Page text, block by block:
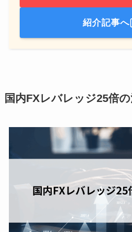
紹介記事へ
国内FXレバレッジ25倍